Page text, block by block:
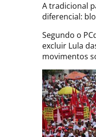
A tradicional
diferencial:
Segundo o
excluir Lula
movimentos